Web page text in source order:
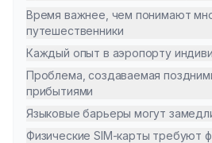
Время важнее, чем понимают
путешественники
Каждый опыт в аэропорту
Проблема, создаваемая
прибытиями
Языковые барьеры могут
Физические SIM-карты требуют